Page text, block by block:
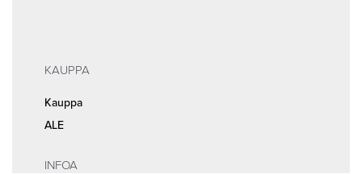
KAUPPA
Kauppa
ALE
INFOA